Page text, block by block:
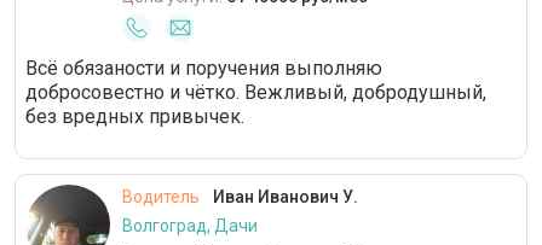
Всё обязаности и поручения выполняю
добросовестно и чётко. Вежливый, добродушный,
без вредных привычек.
Водитель
Иван Иванович У.
Волгоград, Дачи